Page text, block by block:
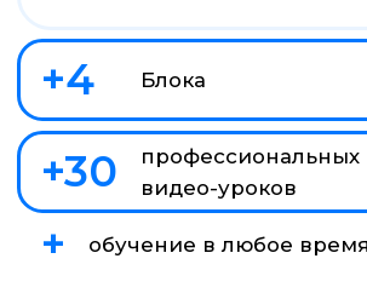
Перейти к урокам
На курсе мы делимся всем, что знаем
ЧТО ВАМ ДАСТ ЭТОТ КУРС?